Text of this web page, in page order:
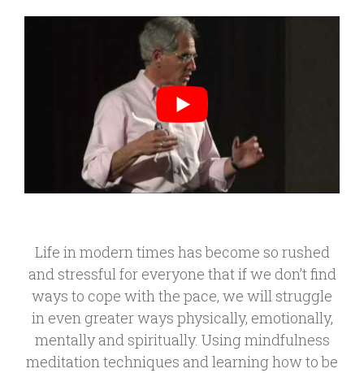
Life in modern times has become so rushed
and stressful for everyone that if we don’t find
ways to cope with the pace, we will struggle
in even greater ways physically, emotionally,
mentally and spiritually. Using mindfulness
meditation techniques and learning how to be